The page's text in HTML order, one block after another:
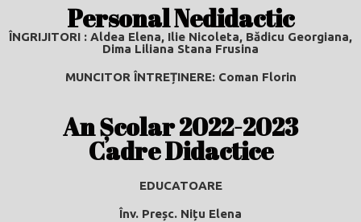
Personal Nedidactic
ÎNGRIJITORI : Aldea Elena, Ilie Nicoleta, Bădicu Georgiana,
Dima Liliana Stana Frusina
MUNCITOR ÎNTREȚINERE: Coman Florin
An Școlar 2022-2023
Cadre Didactice
EDUCATOARE
Înv. Preșc. Nițu Elena